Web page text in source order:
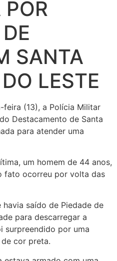
POR
SANTA
LESTE
feira (13), a Polícia Militar
Destacamento de Santa
para atender uma
um homem de 44 anos,
fato ocorreu por volta das
saído de Piedade de
para descarregar a
surpreendido por uma
cor preta.